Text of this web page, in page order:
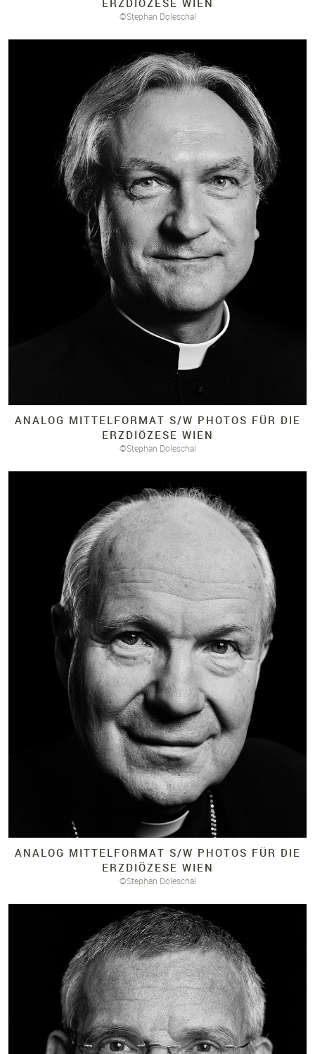
©Stephan Doleschal
ANALOG MITTELFORMAT S/W PHOTOS FÜR DIE
ERZDIÖZESE WIEN
©Stephan Doleschal
ANALOG MITTELFORMAT S/W PHOTOS FÜR DIE
ERZDIÖZESE WIEN
©Stephan Doleschal